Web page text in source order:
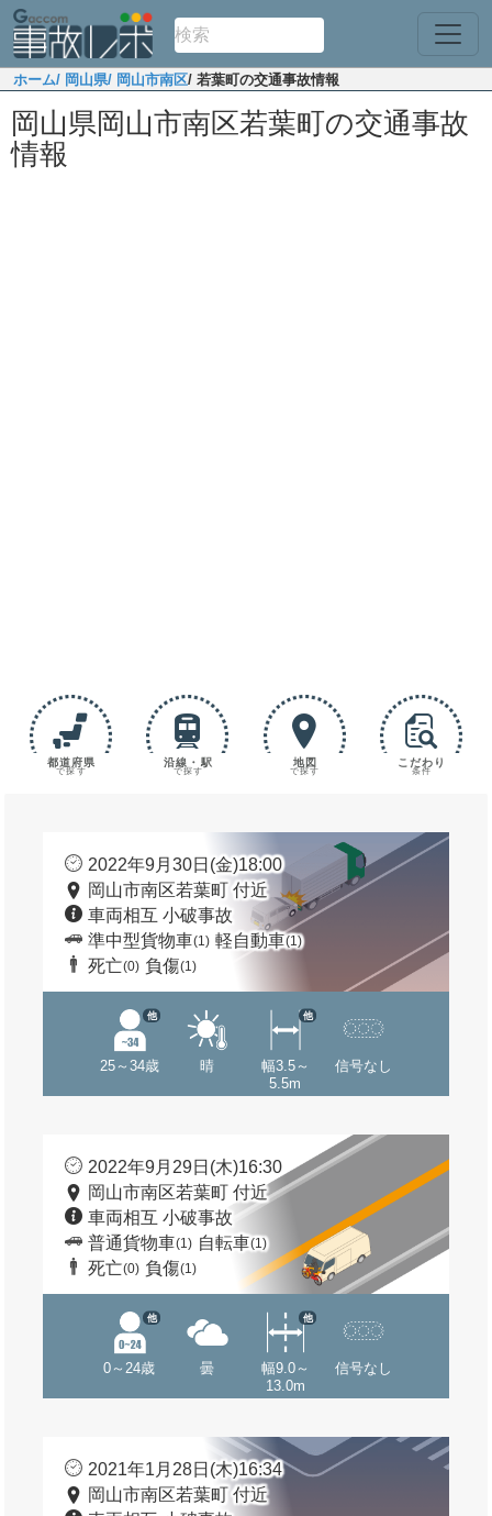
ホーム/ 岡山県/ 岡山市南区/ 若葉町の交通事故情報
岡山県岡山市南区若葉町の交通事故
情報
都道府県
で探す
沿線・駅
で探す
地図
で探す
こだわり
条件
2022年9月30日(金)18:00
岡山市南区若葉町 付近
車両相互 小破事故
準中型貨物車(1) 軽自動車(1)
死亡(0) 負傷(1)
25～34歳
他
晴
幅3.5～
5.5m
他
信号なし
2022年9月29日(木)16:30
岡山市南区若葉町 付近
車両相互 小破事故
普通貨物車(1) 自転車(1)
死亡(0) 負傷(1)
0～24歳
他
曇
幅9.0～
13.0m
他
信号なし
2021年1月28日(木)16:34
岡山市南区若葉町 付近